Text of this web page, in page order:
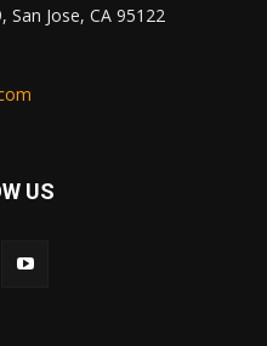
Jose, CA 95122
US